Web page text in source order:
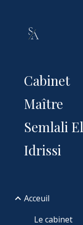
Cabinet
Maître
Semlali El
Idrissi
Acceuil
Le cabinet